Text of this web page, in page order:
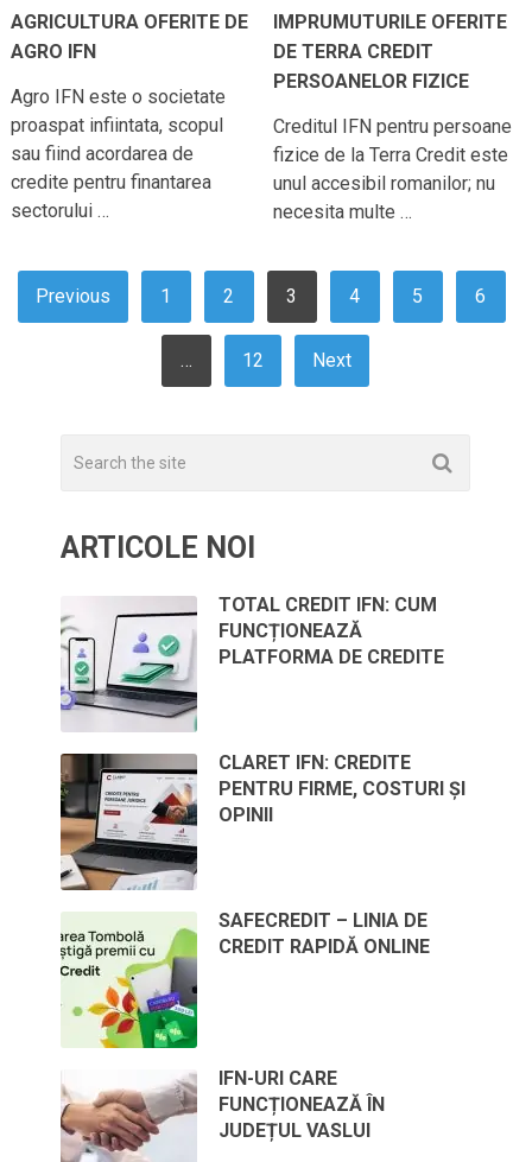
AGRICULTURA OFERITE DE
AGRO IFN
Agro IFN este o societate
proaspat infiintata, scopul
sau fiind acordarea de
credite pentru finantarea
sectorului …
IMPRUMUTURILE OFERITE
DE TERRA CREDIT
PERSOANELOR FIZICE
Creditul IFN pentru persoane
fizice de la Terra Credit este
unul accesibil romanilor; nu
necesita multe …
PAGINAȚIE
ARTICOLE
Previous 1 2 3 4 5 6
… 12 Next
ARTICOLE NOI
TOTAL CREDIT IFN: CUM
FUNCȚIONEAZĂ
PLATFORMA DE CREDITE
CLARET IFN: CREDITE
PENTRU FIRME, COSTURI ȘI
OPINII
SAFECREDIT – LINIA DE
CREDIT RAPIDĂ ONLINE
IFN-URI CARE
FUNCȚIONEAZĂ ÎN
JUDEȚUL VASLUI